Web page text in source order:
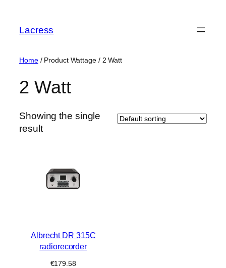
content
Lacress
Home/ Product Wattage / ‎2 Watt
‎2 Watt
Showing the single
result
Albrecht DR 315C
radiorecorder
€179.58